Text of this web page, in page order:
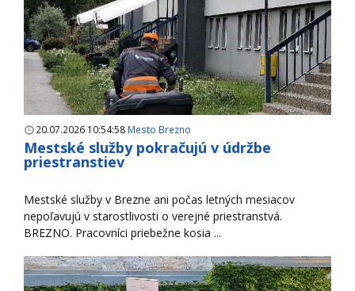
20.07.2026 10:54:58 Mesto Brezno
Mestské služby pokračujú v údržbe
priestranstiev
Mestské služby v Brezne ani počas letných mesiacov
nepoľavujú v starostlivosti o verejné priestranstvá.
BREZNO. Pracovníci priebežne kosia ...